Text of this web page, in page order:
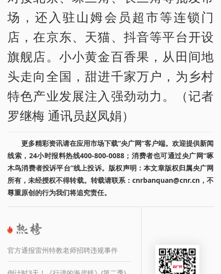
场，还入驻山姆会员超市等连锁门
店，在京东、天猫、抖音等平台开设
旗舰店。小小黄金百香果，从田间地
头走向全国，甜进千家万户，为乡村
特色产业发展注入强劲动力。（记者
罗继梅 通讯员赵凤娟）
更多精彩资讯请在应用市场下载“央广网”客户端。欢迎提供新闻
线索，24小时报料热线400-800-0088；消费者也可通过央广网“啄
木鸟消费者投诉平台”线上投诉。版权声明：本文章版权归属央广网
所有，未经授权不得转载。转载请联系：cnrbanquan@cnr.cn，不
尊重原创的行为我们将追究责任。
官方通报雷州特教老师招聘违规事件